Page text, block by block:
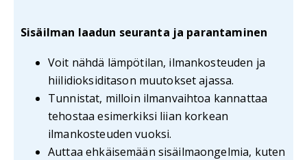
Sisäilman laadun seuranta ja parantaminen
Voit nähdä lämpötilan, ilmankosteuden ja
hiilidioksiditason muutokset ajassa.
Tunnistat, milloin ilmanvaihtoa kannattaa
tehostaa esimerkiksi liian korkean
ilmankosteuden vuoksi.
Auttaa ehkäisemään sisäilmaongelmia, kuten